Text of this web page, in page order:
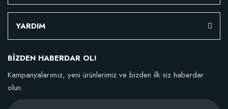
YARDIM
BİZDEN HABERDAR OL!
Kampanyalarımız, yeni ürünlerimiz ve bizden ilk siz haberdar
olun.